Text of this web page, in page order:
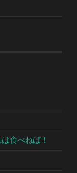
食べねば！